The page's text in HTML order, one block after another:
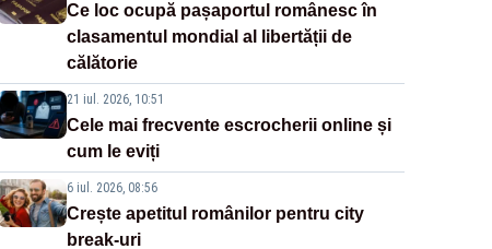
Ce loc ocupă pașaportul românesc în
clasamentul mondial al libertății de
călătorie
21 iul. 2026, 10:51
Cele mai frecvente escrocherii online și
cum le eviți
6 iul. 2026, 08:56
Crește apetitul românilor pentru city
break-uri